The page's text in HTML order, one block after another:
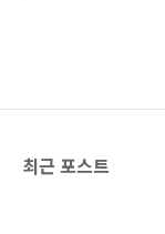
최근 포스트